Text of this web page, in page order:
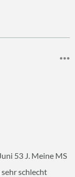
53 J. Meine MS
schlecht